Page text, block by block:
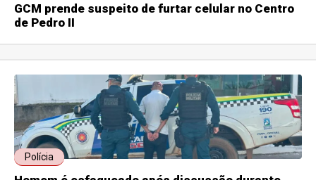
GCM prende suspeito de furtar celular no Centro
de Pedro II
Polícia